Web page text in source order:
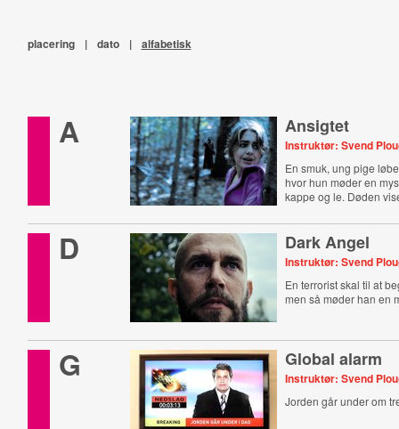
placering | dato | alfabetisk
A Ansigtet
Instruktør: Svend
En smuk, ung pige
hvor hun møder en
kappe og le. Døden
D Dark Angel
Instruktør: Svend
En terrorist skal til at
men så møder han en
G Global alarm
Instruktør: Svend
Jorden går under om